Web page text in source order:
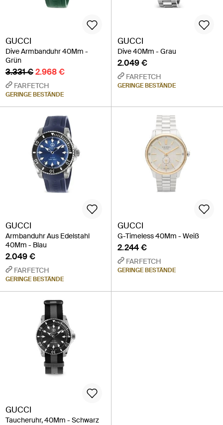
GUCCI
Dive Armbanduhr 40Mm -
Grün
3.331 €2.968 €
FARFETCH
GERINGE BESTÄNDE
GUCCI
Dive 40Mm - Grau
2.049 €
FARFETCH
GERINGE BESTÄNDE
GUCCI
Armbanduhr Aus Edelstahl
40Mm - Blau
2.049 €
FARFETCH
GERINGE BESTÄNDE
GUCCI
G-Timeless 40Mm - Weiß
2.244 €
FARFETCH
GERINGE BESTÄNDE
GUCCI
Taucheruhr, 40Mm - Schwarz